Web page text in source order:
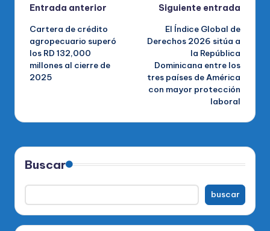
Navegación
de
entradas
Entrada anterior
Cartera de crédito
agropecuario superó
los RD 132,000
millones al cierre de
2025
Siguiente entrada
El Índice Global de
Derechos 2026 sitúa a
la República
Dominicana entre los
tres países de América
con mayor protección
laboral
Buscar
buscar